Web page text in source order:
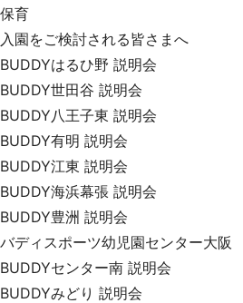
保育
入園をご検討される皆さまへ
BUDDYはるひ野 説明会
BUDDY世田谷 説明会
BUDDY八王子東 説明会
BUDDY有明 説明会
BUDDY江東 説明会
BUDDY海浜幕張 説明会
BUDDY豊洲 説明会
バディスポーツ幼児園センター大阪
BUDDYセンター南 説明会
BUDDYみどり 説明会